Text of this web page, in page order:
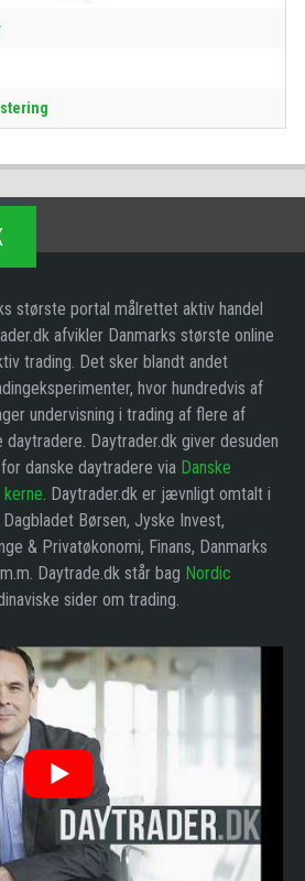
største portal målrettet aktiv handel
afvikler Danmarks største online
trading. Det sker blandt andet
hvor hundredvis af
undervisning i trading af flere af
daytradere. Daytrader.dk giver desuden
danske daytradere via Danske
. Daytrader.dk er jævnligt omtalt i
Børsen, Jyske Invest,
& Privatøkonomi, Finans, Danmarks
Daytrade.dk står bag Nordic
sider om trading.